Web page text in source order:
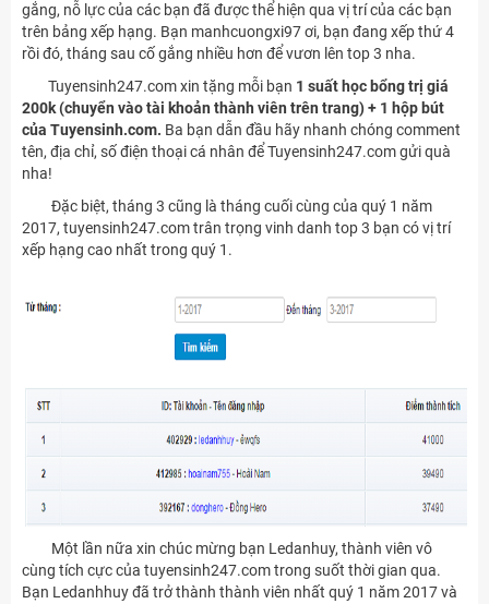
gắng, nỗ lực của các bạn đã được thể hiện qua vị trí của các bạn
trên bảng xếp hạng. Bạn manhcuongxi97 ơi, bạn đang xếp thứ 4
rồi đó, tháng sau cố gắng nhiều hơn để vươn lên top 3 nha.
Tuyensinh247.com xin tặng mỗi bạn 1 suất học bổng trị giá
200k (chuyển vào tài khoản thành viên trên trang) + 1 hộp bút
của Tuyensinh.com. Ba bạn dẫn đầu hãy nhanh chóng comment
tên, địa chỉ, số điện thoại cá nhân để Tuyensinh247.com gửi quà
nha!
Đặc biệt, tháng 3 cũng là tháng cuối cùng của quý 1 năm
2017, tuyensinh247.com trân trọng vinh danh top 3 bạn có vị trí
xếp hạng cao nhất trong quý 1.
Một lần nữa xin chúc mừng bạn Ledanhuy, thành viên vô
cùng tích cực của tuyensinh247.com trong suốt thời gian qua.
Bạn Ledanhhuy đã trở thành thành viên nhất quý 1 năm 2017 và